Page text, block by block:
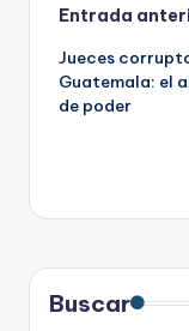
de
Entrada
Jueces
Guatemala: el
de poder
Buscar